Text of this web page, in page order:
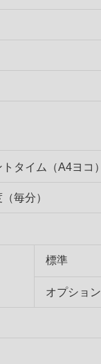
タイム（A4ヨコ）
毎分）
標準
オプション